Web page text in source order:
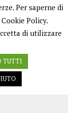
Per saperne di
Policy.
di utilizzare
TUTTI